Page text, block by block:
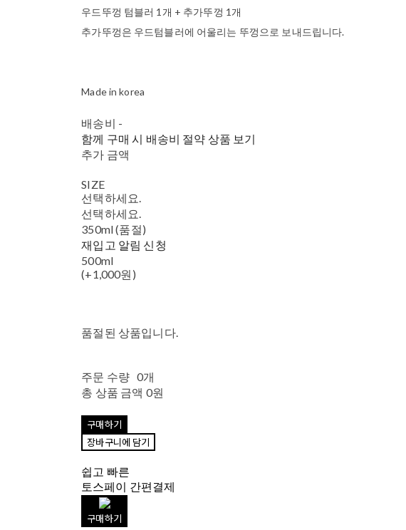
우드뚜껑 텀블러 1개 + 추가뚜껑 1개
추가뚜껑은 우드텀블러에 어울리는 뚜껑으로 보내드립니다.
Made in korea
배송비 -
함께 구매 시 배송비 절약 상품 보기
추가 금액
SIZE
선택하세요.
선택하세요.
350ml (품절)
재입고 알림 신청
500ml
(+1,000원)
품절된 상품입니다.
주문 수량 0개
총 상품 금액 0원
구매하기
장바구니에 담기
쉽고 빠른
토스페이 간편결제
구매하기